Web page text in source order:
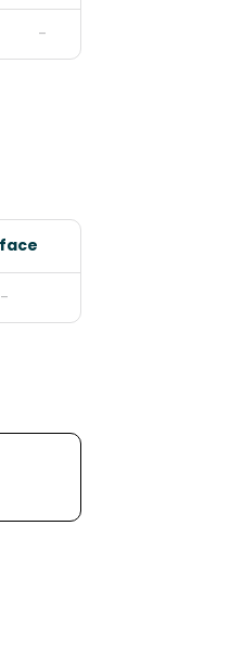
-
-